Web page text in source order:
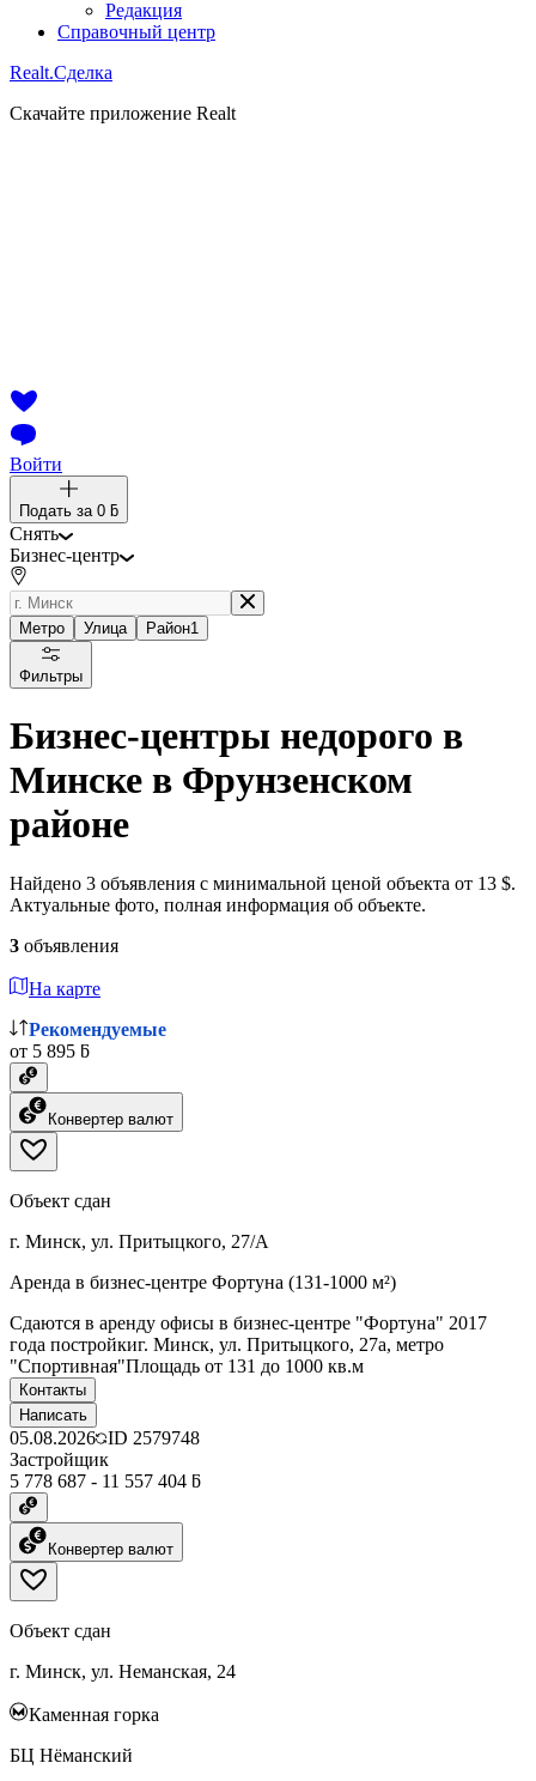
Редакция
Справочный центр
Realt.Сделка
Скачайте приложение Realt
Войти
Подать за 0 ƃ
Снять
Бизнес-центр
Метро Улица Район1
Фильтры
Бизнес-центры недорого в
Минске в Фрунзенском
районе
Найдено 3 объявления с минимальной ценой объекта от 13 $.
Актуальные фото, полная информация об объекте.
3 объявления
На карте
Рекомендуемые
от 5 895 ƃ
Конвертер валют
Объект сдан
г. Минск, ул. Притыцкого, 27/А
Аренда в бизнес-центре Фортуна (131-1000 м²)
Сдаются в аренду офисы в бизнес-центре "Фортуна" 2017
года постройкиг. Минск, ул. Притыцкого, 27а, метро
"Спортивная"Площадь от 131 до 1000 кв.м
Контакты
Написать
05.08.2026 ID 2579748
Застройщик
5 778 687 - 11 557 404 ƃ
Конвертер валют
Объект сдан
г. Минск, ул. Неманская, 24
Каменная горка
БЦ Нёманский